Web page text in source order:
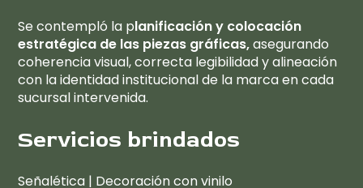
Se contempló la planificación y colocación
estratégica de las piezas gráficas,asegurando
coherencia visual, correcta legibilidad y alineación
con la identidad institucional de la marca en cada
sucursal intervenida.
Servicios brindados
Señalética | Decoración con vinilo